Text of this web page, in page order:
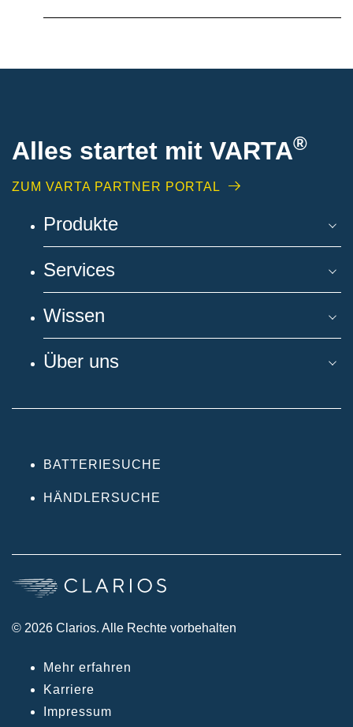
Alles startet mit VARTA®
ZUM VARTA PARTNER PORTAL
Produkte
Services
Wissen
Über uns
BATTERIESUCHE
HÄNDLERSUCHE
© 2026 Clarios. Alle Rechte vorbehalten
Mehr erfahren
Karriere
Impressum